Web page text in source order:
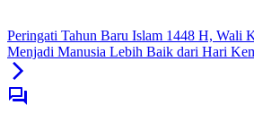
Peringati Tahun Baru Islam 1448 H, Wali
Menjadi Manusia Lebih Baik dari Hari